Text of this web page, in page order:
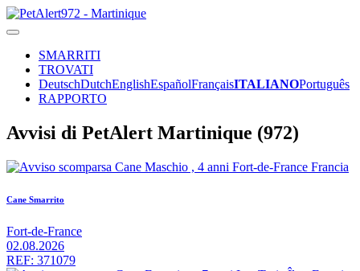
SMARRITI
TROVATI
DeutschDutchEnglishEspañolFrançaisITALIANOPortuguês
RAPPORTO
Avvisi di PetAlert Martinique (972)
Cane Smarrito
Fort-de-France
02.08.2026
REF: 371079